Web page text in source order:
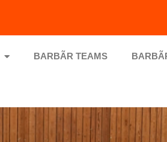
BARBÃR TEAMS